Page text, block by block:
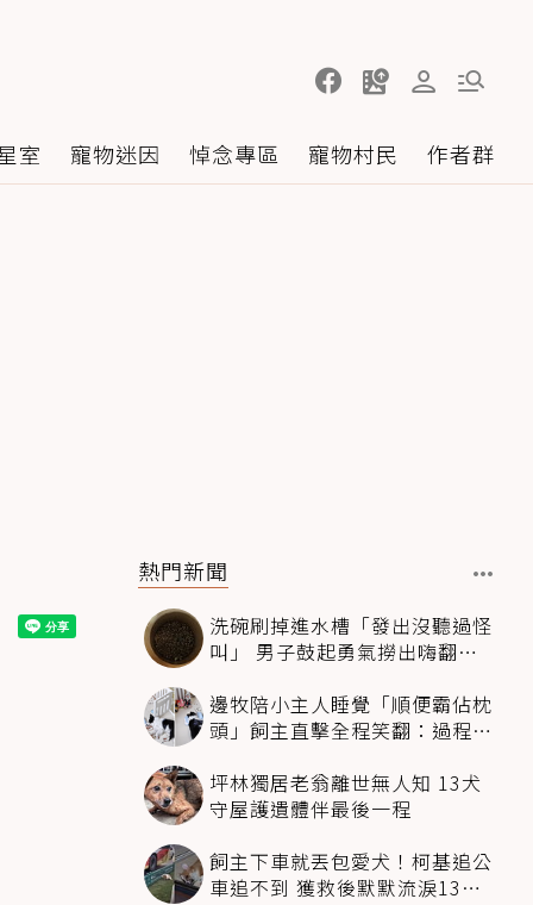
室 寵物迷因 悼念專區 寵物村民 作者群
熱門新聞
洗碗刷掉進水槽「發出沒聽過怪
叫」 男子鼓起勇氣撈出嗨翻：
邊牧陪小主人睡覺「順便霸佔枕
頭」飼主直擊全程笑翻：過程絲
坪林獨居老翁離世無人知 13犬
守屋護遺體伴最後一程
飼主下車就丟包愛犬！柯基追公
車追不到 獲救後默默流淚13萬